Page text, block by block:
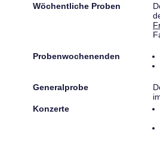
Wöchentliche Proben
Probenwochenenden
Generalprobe
Konzerte